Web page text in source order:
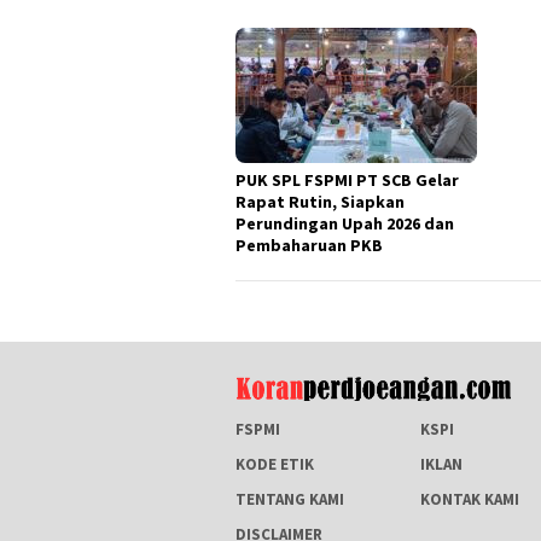
PUK SPL FSPMI PT SCB Gelar
Rapat Rutin, Siapkan
Perundingan Upah 2026 dan
Pembaharuan PKB
FSPMI KSPI
KODE ETIK
IKLAN
TENTANG KAMI
KONTAK KAMI
DISCLAIMER